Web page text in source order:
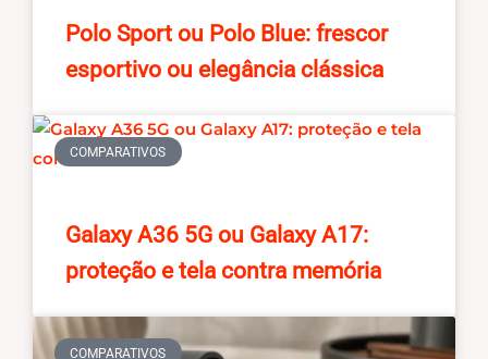
Polo Sport ou Polo Blue: frescor
esportivo ou elegância clássica
COMPARATIVOS
Galaxy A36 5G ou Galaxy A17:
proteção e tela contra memória
COMPARATIVOS